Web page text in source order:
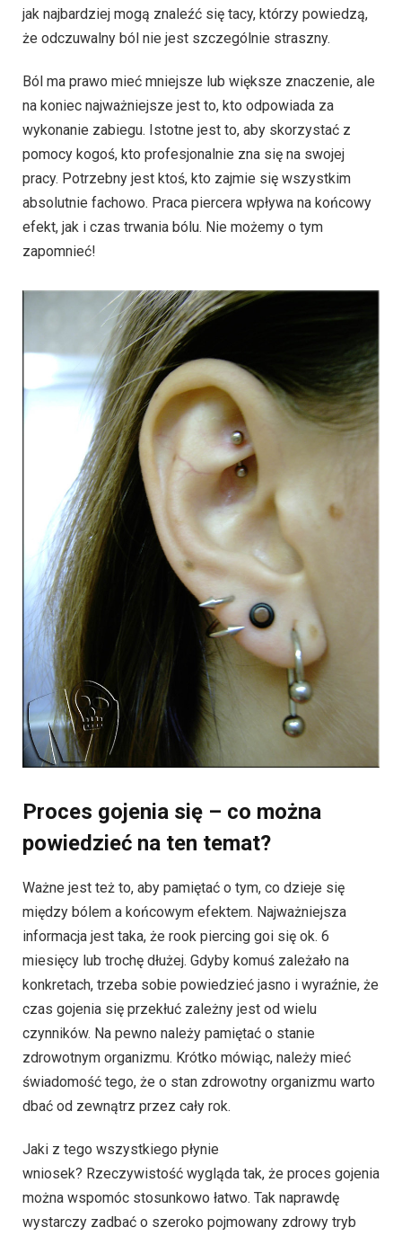
jak najbardziej mogą znaleźć się tacy, którzy powiedzą,
że odczuwalny ból nie jest szczególnie straszny.
Ból ma prawo mieć mniejsze lub większe znaczenie, ale
na koniec najważniejsze jest to, kto odpowiada za
wykonanie zabiegu. Istotne jest to, aby skorzystać z
pomocy kogoś, kto profesjonalnie zna się na swojej
pracy. Potrzebny jest ktoś, kto zajmie się wszystkim
absolutnie fachowo. Praca piercera wpływa na końcowy
efekt, jak i czas trwania bólu. Nie możemy o tym
zapomnieć!
Proces gojenia się – co można
powiedzieć na ten temat?
Ważne jest też to, aby pamiętać o tym, co dzieje się
między bólem a końcowym efektem. Najważniejsza
informacja jest taka, że rook piercing goi się ok. 6
miesięcy lub trochę dłużej. Gdyby komuś zależało na
konkretach, trzeba sobie powiedzieć jasno i wyraźnie, że
czas gojenia się przekłuć zależny jest od wielu
czynników. Na pewno należy pamiętać o stanie
zdrowotnym organizmu. Krótko mówiąc, należy mieć
świadomość tego, że o stan zdrowotny organizmu warto
dbać od zewnątrz przez cały rok.
Jaki z tego wszystkiego płynie
wniosek? Rzeczywistość wygląda tak, że proces gojenia
można wspomóc stosunkowo łatwo. Tak naprawdę
wystarczy zadbać o szeroko pojmowany zdrowy tryb